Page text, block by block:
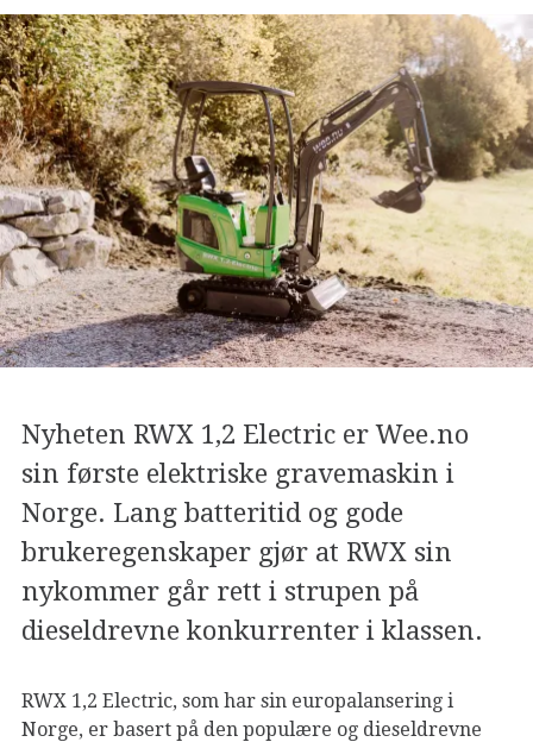
Nyheten RWX 1,2 Electric er Wee.no
sin første elektriske gravemaskin i
Norge. Lang batteritid og gode
brukeregenskaper gjør at RWX sin
nykommer går rett i strupen på
dieseldrevne konkurrenter i klassen.
RWX 1,2 Electric, som har sin europalansering i
Norge, er basert på den populære og dieseldrevne